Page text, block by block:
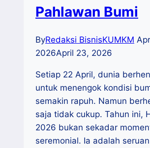
Pahlawan Bumi
ByRedaksi BisnisKUMKM
2026April 23, 2026
Setiap 22 April, dunia
untuk menengok kondisi
semakin rapuh. Namun
saja tidak cukup. Tahun ini,
2026 bukan sekadar
seremonial. Ia adalah